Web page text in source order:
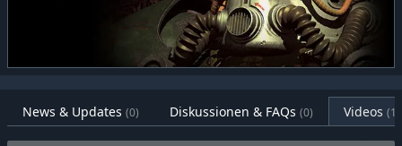
News & Updates (0) Diskussionen & FAQs (0) Videos (1)